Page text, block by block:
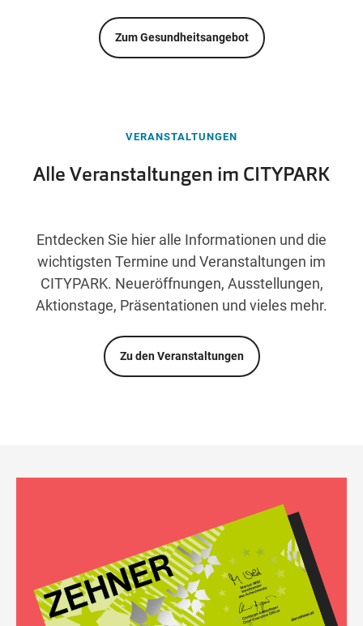
Zum Gesundheitsangebot
VERANSTALTUNGEN
Alle Veranstaltungen im CITYPARK
Entdecken Sie hier alle Informationen und die
wichtigsten Termine und Veranstaltungen im
CITYPARK. Neueröffnungen, Ausstellungen,
Aktionstage, Präsentationen und vieles mehr.
Zu den Veranstaltungen